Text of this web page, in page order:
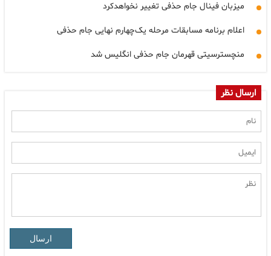
میزبان فینال جام حذفی تغییر نخواهدکرد
اعلام برنامه مسابقات مرحله یک‌چهارم نهایی جام حذفی
منچسترسیتی قهرمان جام حذفی انگلیس شد
ارسال نظر
ارسال